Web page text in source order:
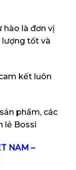
hào là đơn vị
lượng tốt và
kết luôn
phẩm, các
lẻ Bossi
NAM –